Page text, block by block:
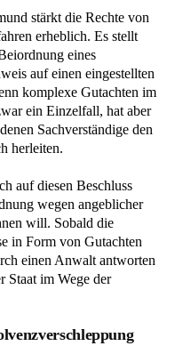
stärkt die Rechte von
erheblich. Es stellt
eines
auf einen eingestellten
komplexe Gutachten im
ein Einzelfall, hat aber
Sachverständige den
herleiten.
auf diesen Beschluss
wegen angeblicher
will. Sobald die
in Form von Gutachten
einen Anwalt antworten
Staat im Wege der